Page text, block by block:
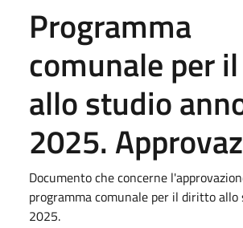
Programma
comunale per
allo studio
2025.
Documento che concerne
programma comunale per il diritto allo
2025.